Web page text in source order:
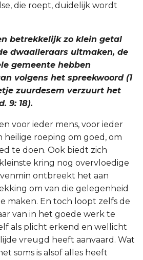
die roept, duidelijk wordt
betrekkelijk zo klein getal
dwaalleraars uitmaken, de
gemeente hebben
volgens het spreekwoord (1
zuurdesem verzuurt het
9: 18).
voor ieder mens, voor ieder
heilige roeping om goed, om
te doen. Ook biedt zich
kring nog overvloedige
ontbreekt het aan
om van die gelegenheid
maken. En toch loopt zelfs de
van in het goede werk te
als plicht erkend en wellicht
vreugd heeft aanvaard. Wat
soms is alsof alles heeft